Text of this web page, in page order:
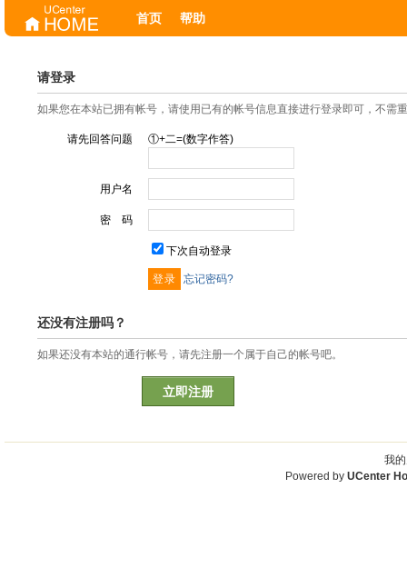
首页 帮助
请登录
如果您在本站已拥有帐号，请使用已有的帐号信息直接进行登录即可，不需
请先回答问题 ①+二=(数字作答)
用户名
密 码
下次自动登录
忘记密码?
还没有注册吗？
如果还没有本站的通行帐号，请先注册一个属于自己的帐号吧。
立即注册
我
Powered by UCenter